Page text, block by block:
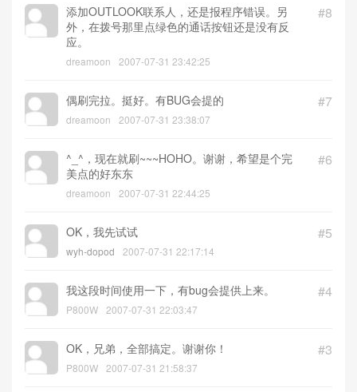
#8
添加OUTLOOK联系人，还是报程序错误。另
外，在拨号那里点绿色的通话按钮还是没有反
应。
dreamoon 2007-07-31 23:42:25
#7
偶刷完拉。挺好。有BUG会提的
dreamoon 2007-07-31 23:38:07
#6
^_^，现在就刷~~~HOHO。谢谢，希望是个完
美点的好东东
dreamoon 2007-07-31 22:44:25
#5
OK，我先试试
wyh-dopod 2007-07-31 22:17:14
#4
我这段时间使用一下，有bug会提供上来。
P800W 2007-07-31 22:03:47
#3
OK，兄弟，全部搞定。谢谢你！
P800W 2007-07-31 21:58:37